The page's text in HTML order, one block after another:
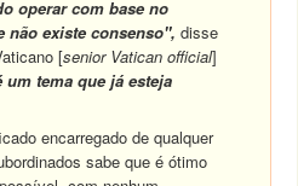
operar com base no
não existe consenso", disse
[senior Vatican official]
um tema que já esteja
encarregado de qualquer
sabe que é ótimo